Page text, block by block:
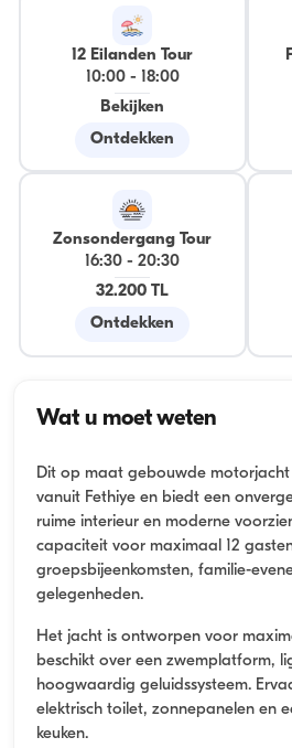
12 Eilanden Tour
10:00-
18:00
Bekijken
Ontdekken
Zonsondergang Tour
16:30 -20:30
32.200 TL
Ontdekken
Wat u moet weten
Dit op maat gebouwde motorjacht
vanuit Fethiye en biedt een
ruime interieur en moderne
capaciteit voor maximaal 12
groepsbijeenkomsten, familie-
gelegenheden.
Het jacht is ontworpen voor
beschikt over een zwemplatform,
hoogwaardig geluidssysteem.
elektrisch toilet, zonnepanelen en
keuken.